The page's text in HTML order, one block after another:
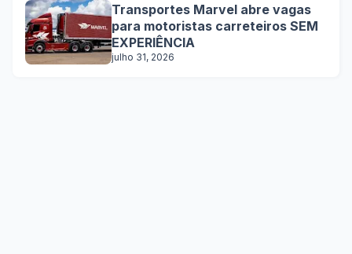
Transportes Marvel abre vagas
para motoristas carreteiros SEM
EXPERIÊNCIA
julho 31, 2026